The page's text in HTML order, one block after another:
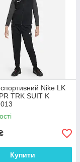
Nike LK
TRK SUIT K
Купити